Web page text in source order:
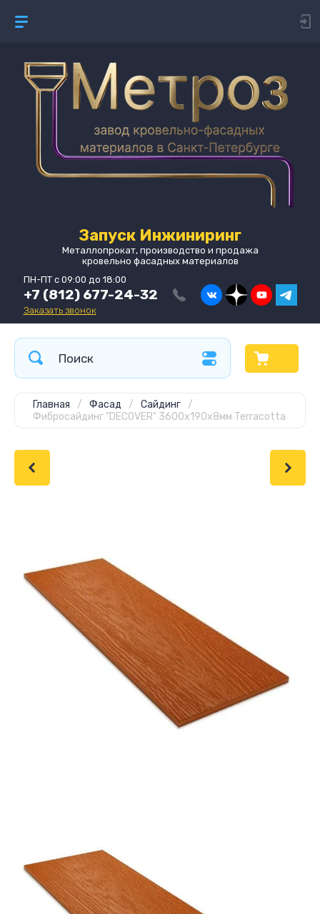
Запуск Инжиниринг
Металлопрокат, производство и продажа
кровельно фасадных материалов
ПН-ПТ с 09:00 до 18:00
+7 (812) 677-24-32
Заказать звонок
Главная / Фасад / Сайдинг
/
Фибросайдинг "DECOVER" 3600x190x8мм Terracotta